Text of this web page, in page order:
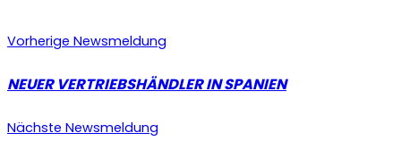
Vorherige Newsmeldung
NEUER VERTRIEBSHÄNDLER IN SPANIEN
Nächste Newsmeldung